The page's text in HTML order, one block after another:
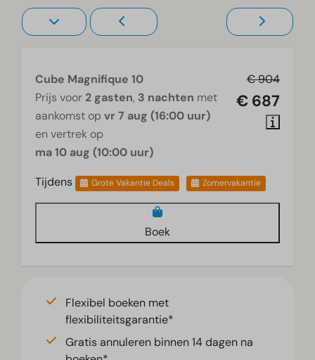
Televisie
€ 904
€ 687
Cube Magnifique 10
Prijs voor 2 gasten, 3 nachten met
aankomst op vr 7 aug (16:00 uur)
en vertrek op
ma 10 aug (10:00 uur)
Tijdens
Grote Vakantie Deals Zomervakantie
Boek
Flexibel boeken met
flexibiliteitsgarantie*
Gratis annuleren binnen 14 dagen na